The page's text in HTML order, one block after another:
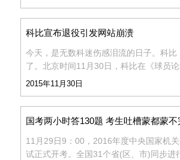
的权重为41
科比宣布退役引发网站崩溃
今天，是无数科迷伤感泪流的日子。科比
了。北京时间11月30日，科比在《球员论
发表声明，宣布本赛季后正式退役：“本赛
布声明不久
2015年11月30日
国考两小时答130题 考生吐槽蒙都蒙不
11月29日9：00，2016年度中央国家机
试正式开考。全国31个省(区、市)同步进